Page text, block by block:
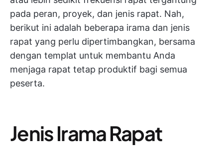
pada peran, proyek, dan jenis rapat. Nah,
berikut ini adalah beberapa irama dan jenis
rapat yang perlu dipertimbangkan, bersama
dengan templat untuk membantu Anda
menjaga rapat tetap produktif bagi semua
peserta.
Jenis Irama Rapat